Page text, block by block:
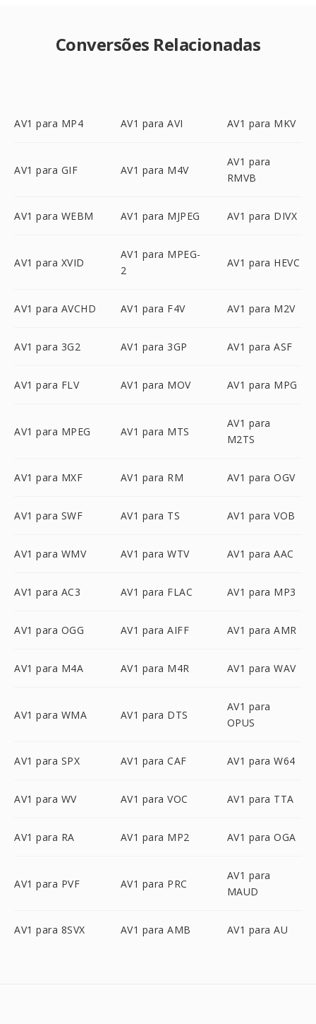
Conversões Relacionadas
AV1 para MP4 AV1 para AVI AV1 para MKV
AV1 para GIF AV1 para M4V
AV1 para
RMVB
AV1 para WEBM AV1 para MJPEG AV1 para DIVX
AV1 para XVID
AV1 para MPEG-
2
AV1 para HEVC
AV1 para AVCHD AV1 para F4V AV1 para M2V
AV1 para 3G2 AV1 para 3GP AV1 para ASF
AV1 para FLV AV1 para MOV AV1 para MPG
AV1 para MPEG AV1 para MTS
AV1 para
M2TS
AV1 para MXF AV1 para RM AV1 para OGV
AV1 para SWF AV1 para TS AV1 para VOB
AV1 para WMV AV1 para WTV AV1 para AAC
AV1 para AC3 AV1 para FLAC AV1 para MP3
AV1 para OGG AV1 para AIFF AV1 para AMR
AV1 para M4A AV1 para M4R AV1 para WAV
AV1 para WMA AV1 para DTS
AV1 para
OPUS
AV1 para SPX AV1 para CAF AV1 para W64
AV1 para WV AV1 para VOC AV1 para TTA
AV1 para RA AV1 para MP2 AV1 para OGA
AV1 para PVF AV1 para PRC
AV1 para
MAUD
AV1 para 8SVX AV1 para AMB AV1 para AU